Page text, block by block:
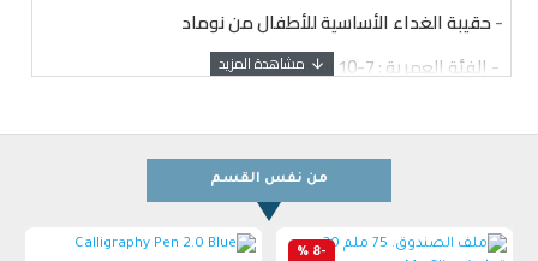
-حقيبة الغداء الأساسية للأطفال من نوماد
-الفئة العمرية : 7-10 سنوات
المنشأ : الصين
من نفس القسم
-8 %